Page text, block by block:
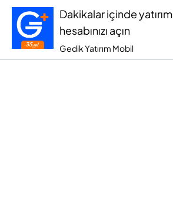
Dakikalar içinde yatırım
hesabınızı açın
Gedik Yatırım Mobil